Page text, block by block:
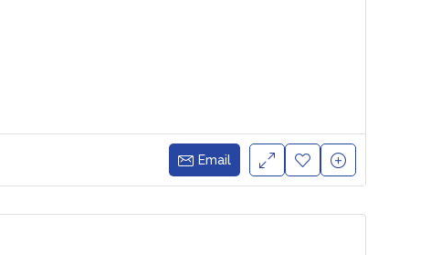
Email